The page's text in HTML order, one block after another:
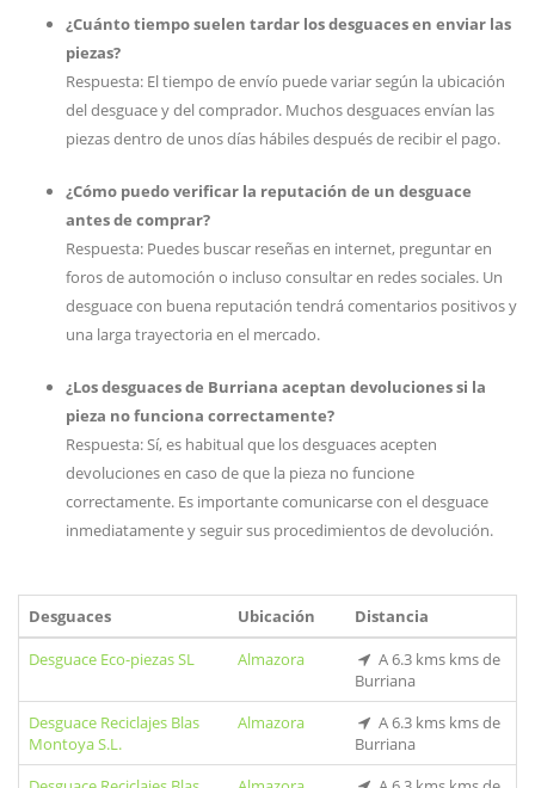
¿Cuánto tiempo suelen tardar los desguaces en enviar las
piezas?
Respuesta: El tiempo de envío puede variar según la ubicación
del desguace y del comprador. Muchos desguaces envían las
piezas dentro de unos días hábiles después de recibir el pago.
¿Cómo puedo verificar la reputación de un desguace
antes de comprar?
Respuesta: Puedes buscar reseñas en internet, preguntar en
foros de automoción o incluso consultar en redes sociales. Un
desguace con buena reputación tendrá comentarios positivos y
una larga trayectoria en el mercado.
¿Los desguaces de Burriana aceptan devoluciones si la
pieza no funciona correctamente?
Respuesta: Sí, es habitual que los desguaces acepten
devoluciones en caso de que la pieza no funcione
correctamente. Es importante comunicarse con el desguace
inmediatamente y seguir sus procedimientos de devolución.
Desguaces Ubicación
Distancia
Desguace Eco-piezas SL
Almazora
A 6.3 kms kms de
Burriana
Desguace Reciclajes Blas
Montoya S.L.
Almazora
A 6.3 kms kms de
Burriana